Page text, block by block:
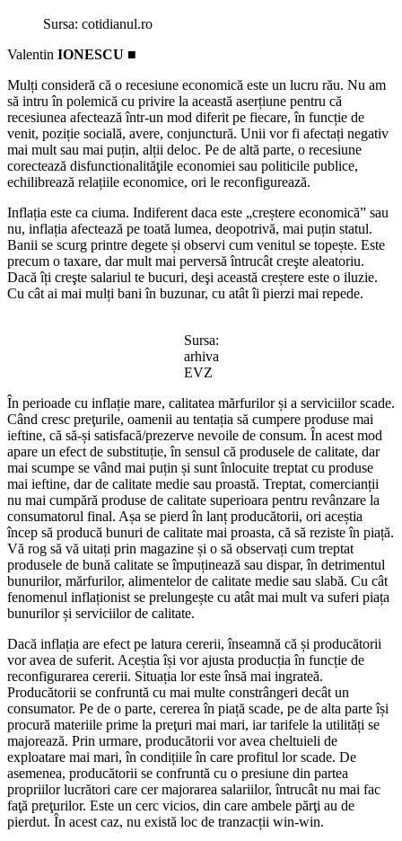
Sursa: cotidianul.ro
Valentin IONESCU ■
Mulți consideră că o recesiune economică este un lucru rău. Nu am
să intru în polemică cu privire la această aserțiune pentru că
recesiunea afectează într-un mod diferit pe fiecare, în funcție de
venit, poziție socială, avere, conjunctură. Unii vor fi afectați negativ
mai mult sau mai puțin, alții deloc. Pe de altă parte, o recesiune
corectează disfunctionalităţile economiei sau politicile publice,
echilibrează relațiile economice, ori le reconfigurează.
Inflația este ca ciuma. Indiferent daca este „creștere economică” sau
nu, inflația afectează pe toată lumea, deopotrivă, mai puțin statul.
Banii se scurg printre degete și observi cum venitul se topește. Este
precum o taxare, dar mult mai perversă întrucât creşte aleatoriu.
Dacă îți creşte salariul te bucuri, deşi această creștere este o iluzie.
Cu cât ai mai mulți bani în buzunar, cu atât îi pierzi mai repede.
Sursa:
arhiva
EVZ
În perioade cu inflație mare, calitatea mărfurilor și a serviciilor scade.
Când cresc preţurile, oamenii au tentația să cumpere produse mai
ieftine, că să-și satisfacă/prezerve nevoile de consum. În acest mod
apare un efect de substituție, în sensul că produsele de calitate, dar
mai scumpe se vând mai puțin și sunt înlocuite treptat cu produse
mai ieftine, dar de calitate medie sau proastă. Treptat, comercianții
nu mai cumpără produse de calitate superioara pentru revânzare la
consumatorul final. Așa se pierd în lanț producătorii, ori aceștia
încep să producă bunuri de calitate mai proasta, că să reziste în piață.
Vă rog să vă uitați prin magazine și o să observați cum treptat
produsele de bună calitate se împuținează sau dispar, în detrimentul
bunurilor, mărfurilor, alimentelor de calitate medie sau slabă. Cu cât
fenomenul inflaționist se prelungește cu atât mai mult va suferi piața
bunurilor și serviciilor de calitate.
Dacă inflația are efect pe latura cererii, înseamnă că și producătorii
vor avea de suferit. Aceștia își vor ajusta producția în funcție de
reconfigurarea cererii. Situația lor este însă mai ingrateă.
Producătorii se confruntă cu mai multe constrângeri decât un
consumator. Pe de o parte, cererea în piață scade, pe de alta parte își
procură materiile prime la preţuri mai mari, iar tarifele la utilități se
majorează. Prin urmare, producătorii vor avea cheltuieli de
exploatare mai mari, în condițiile în care profitul lor scade. De
asemenea, producătorii se confruntă cu o presiune din partea
propriilor lucrători care cer majorarea salariilor, întrucât nu mai fac
faţă preţurilor. Este un cerc vicios, din care ambele părţi au de
pierdut. În acest caz, nu există loc de tranzacții win-win.